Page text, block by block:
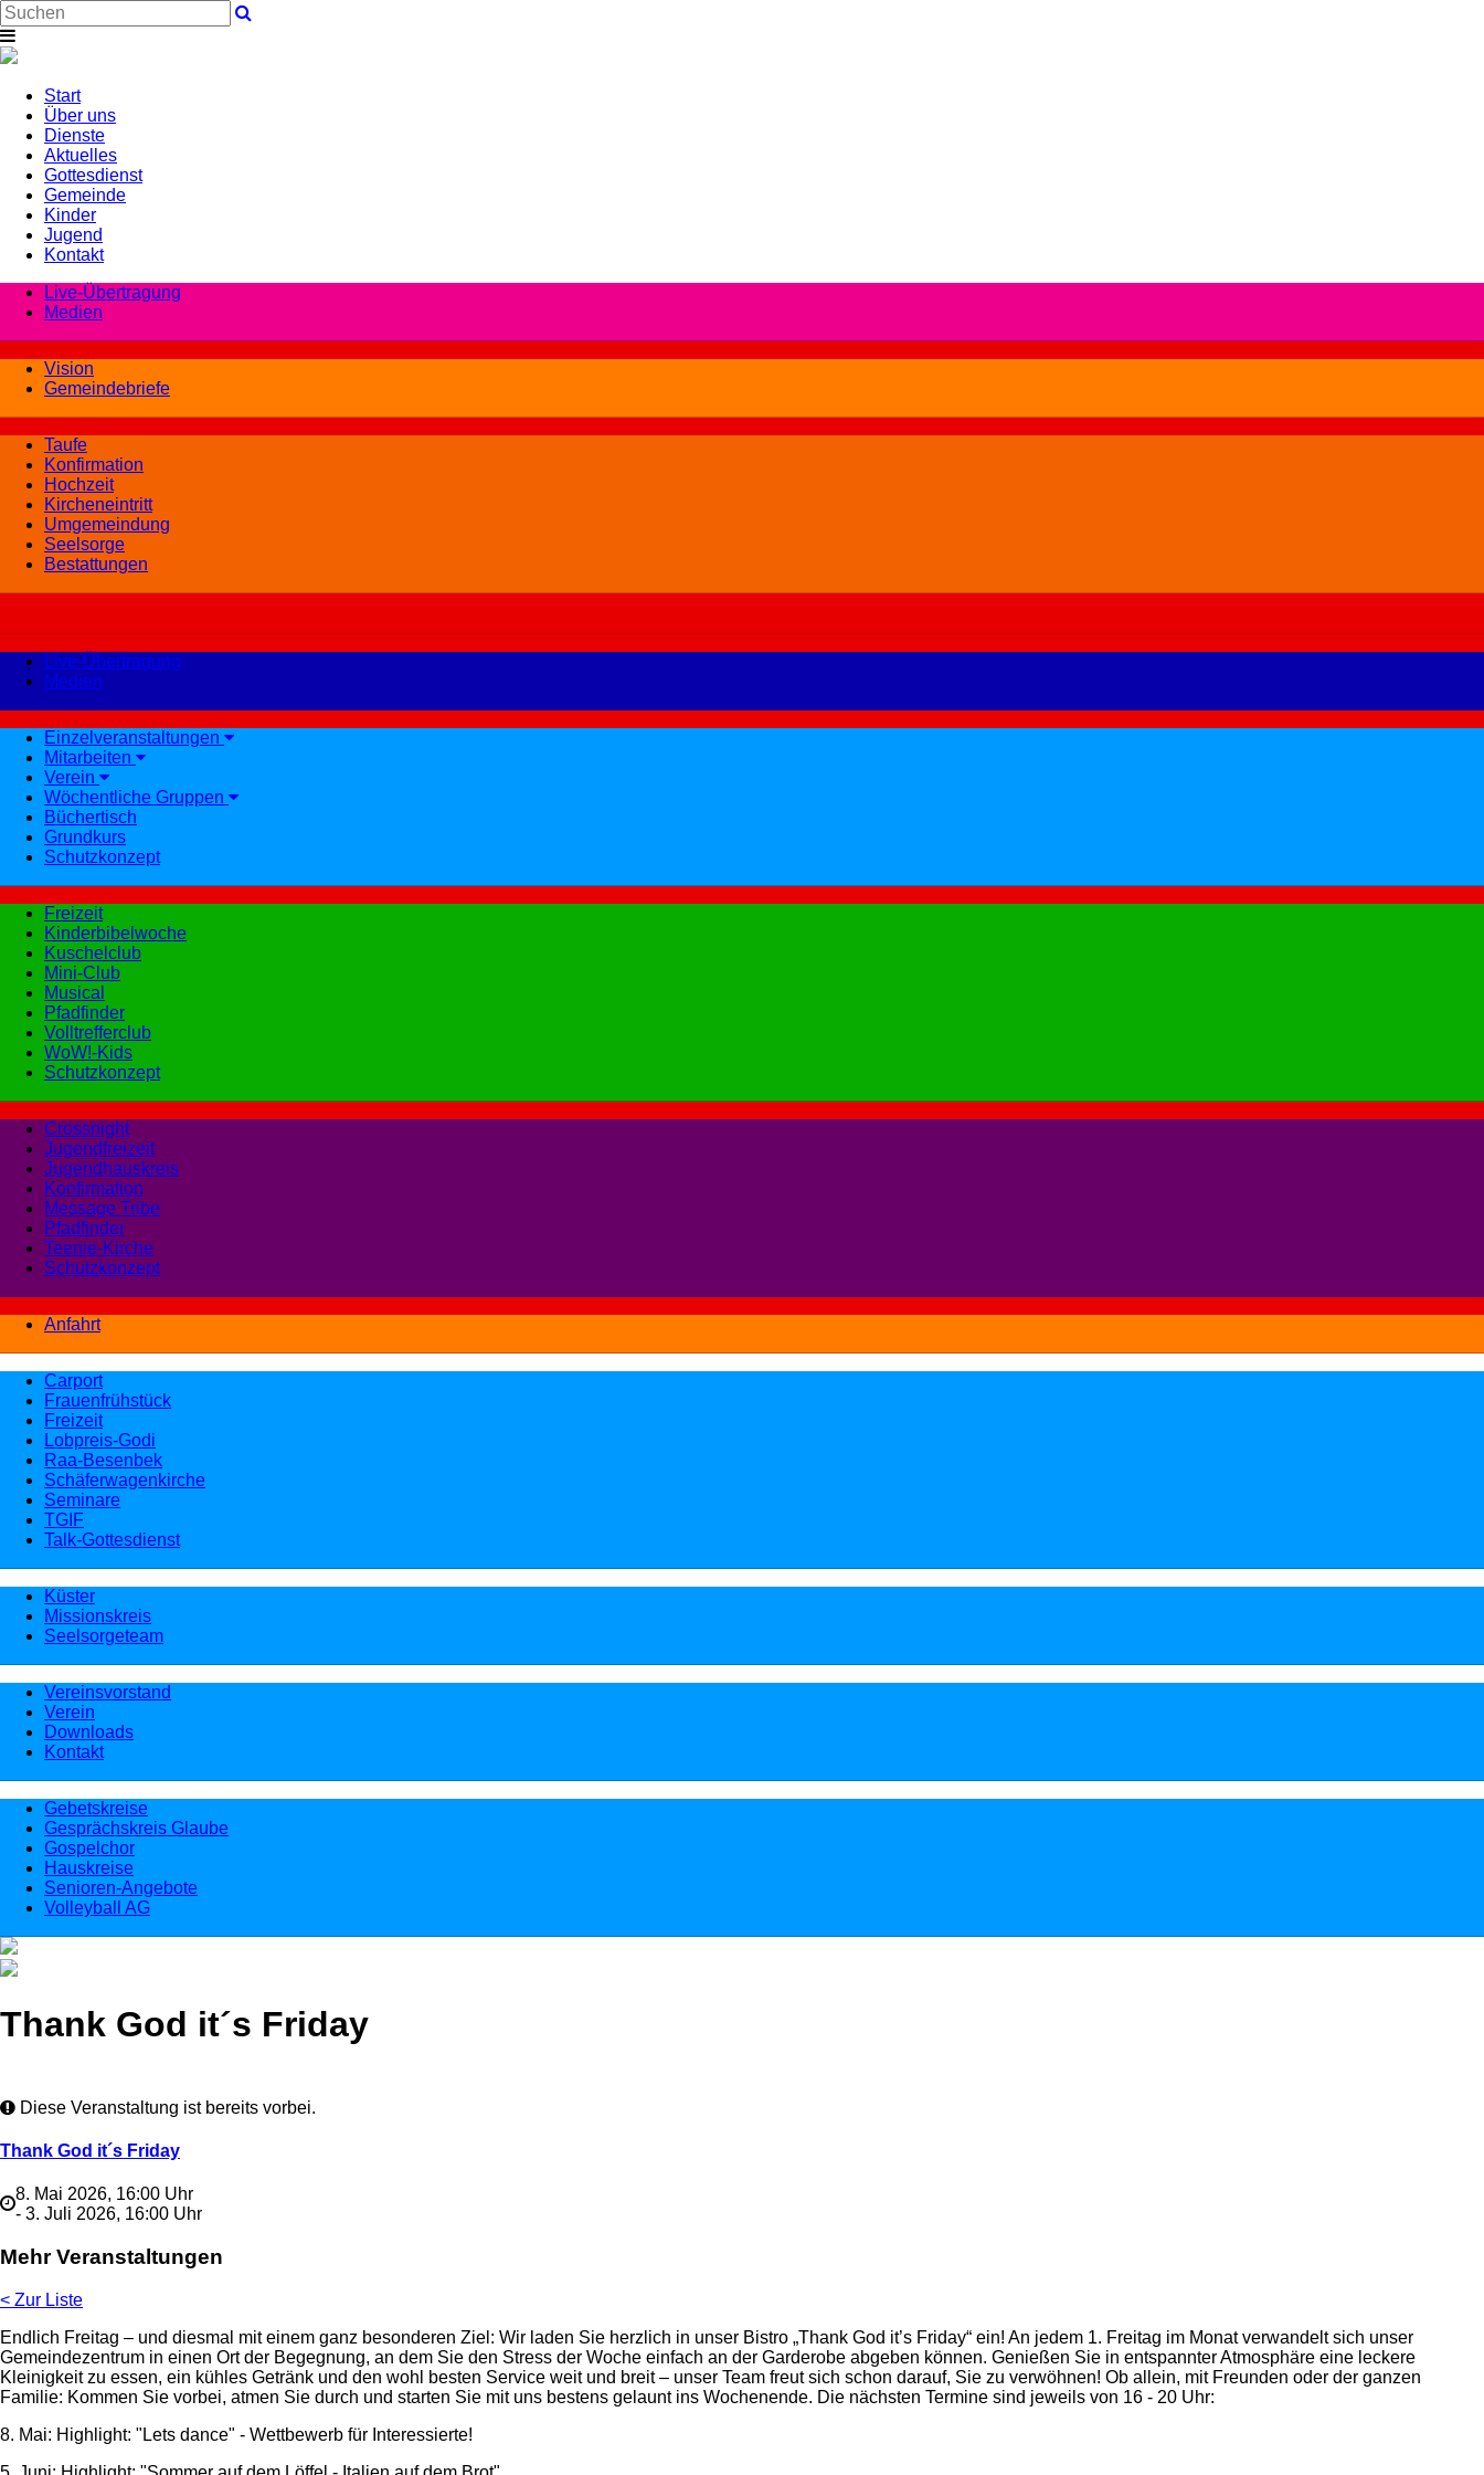
Start
Über uns
Dienste
Aktuelles
Gottesdienst
Gemeinde
Kinder
Jugend
Kontakt
Live-Übertragung
Medien
Vision
Gemeindebriefe
Taufe
Konfirmation
Hochzeit
Kircheneintritt
Umgemeindung
Seelsorge
Bestattungen
Live-Übertragung
Medien
Einzelveranstaltungen
Mitarbeiten
Verein
Wöchentliche Gruppen
Büchertisch
Grundkurs
Schutzkonzept
Freizeit
Kinderbibelwoche
Kuschelclub
Mini-Club
Musical
Pfadfinder
Volltrefferclub
WoW!-Kids
Schutzkonzept
Crossnight
Jugendfreizeit
Jugendhauskreis
Konfirmation
Message Tribe
Pfadfinder
Teenie-Kirche
Schutzkonzept
Anfahrt
Carport
Frauenfrühstück
Freizeit
Lobpreis-Godi
Raa-Besenbek
Schäferwagenkirche
Seminare
TGIF
Talk-Gottesdienst
Küster
Missionskreis
Seelsorgeteam
Vereinsvorstand
Verein
Downloads
Kontakt
Gebetskreise
Gesprächskreis Glaube
Gospelchor
Hauskreise
Senioren-Angebote
Volleyball AG
Thank God it´s Friday
Diese Veranstaltung ist bereits vorbei.
Thank God it´s Friday
8. Mai 2026, 16:00 Uhr
- 3. Juli 2026, 16:00 Uhr
Mehr Veranstaltungen
< Zur Liste
Endlich Freitag – und diesmal mit einem ganz besonderen Ziel: Wir laden Sie herzlich in unser Bistro „Thank God it’s Friday“ ein! An jedem 1. Freitag im Monat verwandelt sich unser
Gemeindezentrum in einen Ort der Begegnung, an dem Sie den Stress der Woche einfach an der Garderobe abgeben können. Genießen Sie in entspannter Atmosphäre eine leckere
Kleinigkeit zu essen, ein kühles Getränk und den wohl besten Service weit und breit – unser Team freut sich schon darauf, Sie zu verwöhnen! Ob allein, mit Freunden oder der ganzen
Familie: Kommen Sie vorbei, atmen Sie durch und starten Sie mit uns bestens gelaunt ins Wochenende. Die nächsten Termine sind jeweils von 16 - 20 Uhr:
8. Mai: Highlight: "Lets dance" - Wettbewerb für Interessierte!